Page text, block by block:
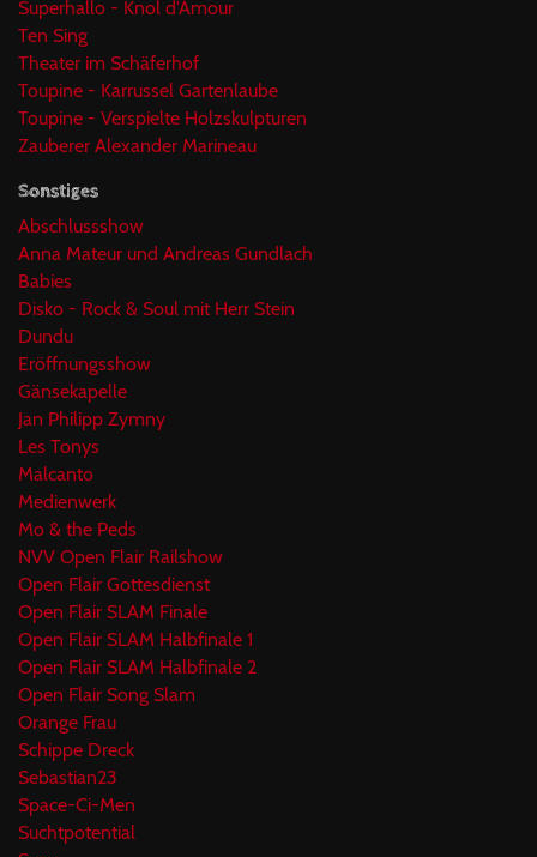
Superhallo - Knol d'Amour
Ten Sing
Theater im Schäferhof
Toupine - Karrussel Gartenlaube
Toupine - Verspielte Holzskulpturen
Zauberer Alexander Marineau
Sonstiges
Abschlussshow
Anna Mateur und Andreas Gundlach
Babies
Disko - Rock & Soul mit Herr Stein
Dundu
Eröffnungsshow
Gänsekapelle
Jan Philipp Zymny
Les Tonys
Malcanto
Medienwerk
Mo & the Peds
NVV Open Flair Railshow
Open Flair Gottesdienst
Open Flair SLAM Finale
Open Flair SLAM Halbfinale 1
Open Flair SLAM Halbfinale 2
Open Flair Song Slam
Orange Frau
Schippe Dreck
Sebastian23
Space-Ci-Men
Suchtpotential